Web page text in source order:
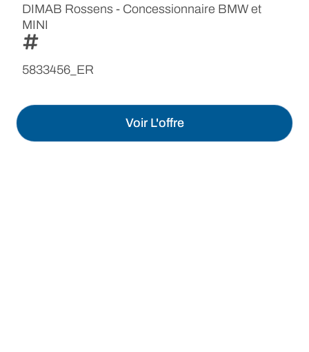
DIMAB Rossens - Concessionnaire BMW et
MINI
5833456_ER
Voir L'offre